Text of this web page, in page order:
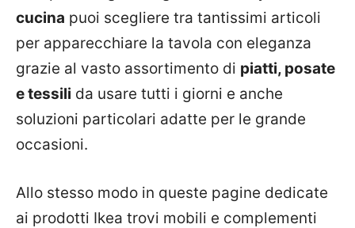
cucina puoi scegliere tra tantissimi articoli
per apparecchiare la tavola con eleganza
grazie al vasto assortimento di piatti, posate
e tessili da usare tutti i giorni e anche
soluzioni particolari adatte per le grande
occasioni.
Allo stesso modo in queste pagine dedicate
ai prodotti Ikea trovi mobili e complementi